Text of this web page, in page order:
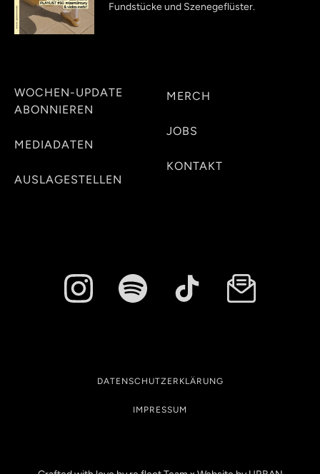
Fundstücke und Szenegeflüster.
WOCHEN-UPDATE
ABONNIEREN
MEDIADATEN
AUSLAGESTELLEN
MERCH
JOBS
KONTAKT
DATENSCHUTZERKLÄRUNG
IMPRESSUM